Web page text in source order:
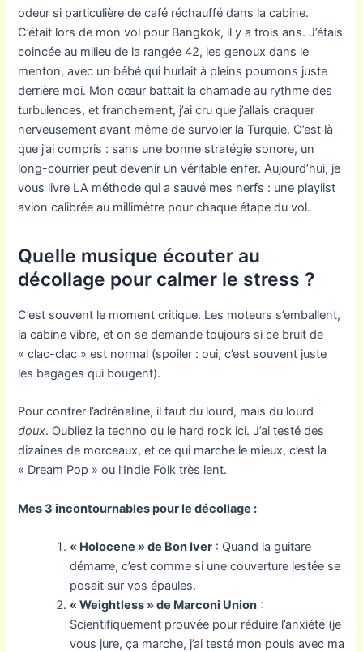
odeur si particulière de café réchauffé dans la cabine.
C’était lors de mon vol pour Bangkok, il y a trois ans. J’étais
coincée au milieu de la rangée 42, les genoux dans le
menton, avec un bébé qui hurlait à pleins poumons juste
derrière moi. Mon cœur battait la chamade au rythme des
turbulences, et franchement, j’ai cru que j’allais craquer
nerveusement avant même de survoler la Turquie. C’est là
que j’ai compris : sans une bonne stratégie sonore, un
long-courrier peut devenir un véritable enfer. Aujourd’hui, je
vous livre LA méthode qui a sauvé mes nerfs : une playlist
avion calibrée au millimètre pour chaque étape du vol.
Quelle musique écouter au
décollage pour calmer le stress ?
C’est souvent le moment critique. Les moteurs s’emballent,
la cabine vibre, et on se demande toujours si ce bruit de
« clac-clac » est normal (spoiler : oui, c’est souvent juste
les bagages qui bougent).
Pour contrer l’adrénaline, il faut du lourd, mais du lourd
doux. Oubliez la techno ou le hard rock ici. J’ai testé des
dizaines de morceaux, et ce qui marche le mieux, c’est la
« Dream Pop » ou l’Indie Folk très lent.
Mes 3 incontournables pour le décollage :
« Holocene » de Bon Iver : Quand la guitare
démarre, c’est comme si une couverture lestée se
posait sur vos épaules.
« Weightless » de Marconi Union :
Scientifiquement prouvée pour réduire l’anxiété (je
vous jure, ça marche, j’ai testé mon pouls avec ma